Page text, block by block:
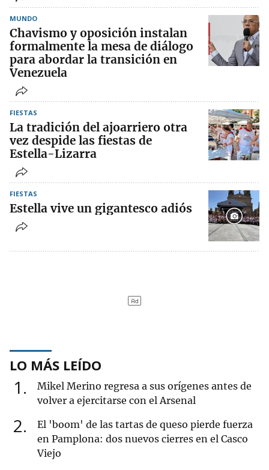
MUNDO
Chavismo y oposición instalan
formalmente la mesa de diálogo
para abordar la transición en
Venezuela
FIESTAS
La tradición del ajoarriero otra
vez despide las fiestas de
Estella-Lizarra
FIESTAS
Estella vive un gigantesco adiós
LO MÁS LEÍDO
1
Mikel Merino regresa a sus orígenes antes de
volver a ejercitarse con el Arsenal
2
El 'boom' de las tartas de queso pierde fuerza
en Pamplona: dos nuevos cierres en el Casco
Viejo